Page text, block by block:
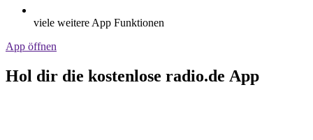
viele weitere App Funktionen
App öffnen
Hol dir die kostenlose radio.de App